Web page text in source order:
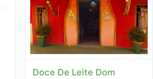
Doce De Leite Dom